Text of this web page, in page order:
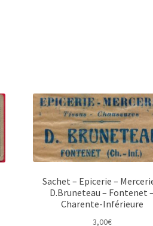
Sachet – Epicerie –
D.Bruneteau – Fontenet
Charente-Inférieure
3,00€